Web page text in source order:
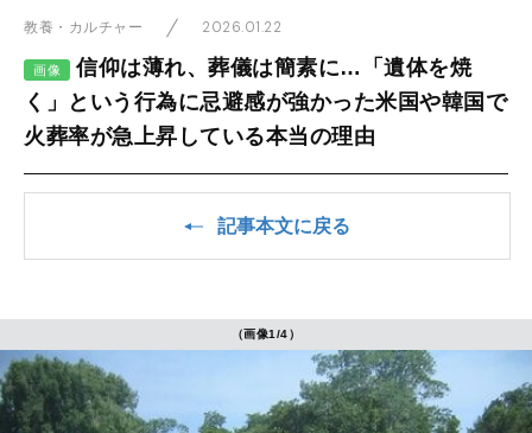
教養・カルチャー 2026.01.22
画像
信仰は薄れ、葬儀は簡素に…「遺体を焼
く」という行為に忌避感が強かった米国や韓国で
火葬率が急上昇している本当の理由
記事本文に戻る
（画像1/4）